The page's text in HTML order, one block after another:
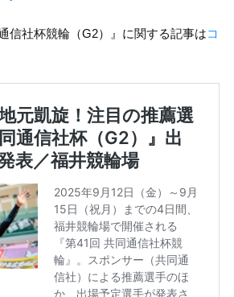
信社杯競輪（G2）』に関する記事はコ